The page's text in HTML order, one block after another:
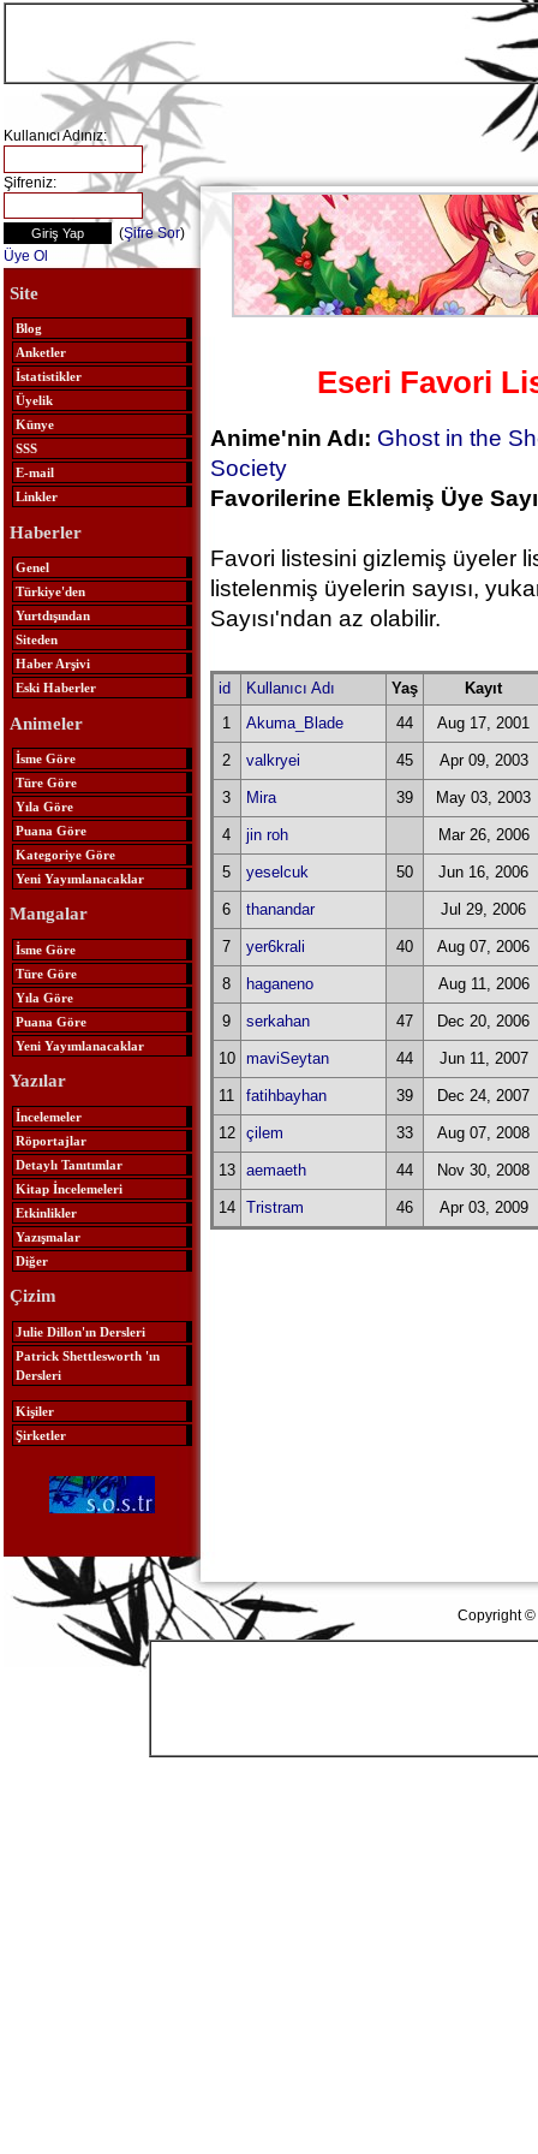
Kullanıcı Adınız:
Şifreniz:
(Şifre Sor)
Üye Ol
Site
Blog
Anketler
İstatistikler
Üyelik
Künye
SSS
E-mail
Linkler
Haberler
Genel
Türkiye'den
Yurtdışından
Siteden
Haber Arşivi
Eski Haberler
Animeler
İsme Göre
Türe Göre
Yıla Göre
Puana Göre
Kategoriye Göre
Yeni Yayımlanacaklar
Mangalar
İsme Göre
Türe Göre
Yıla Göre
Puana Göre
Yeni Yayımlanacaklar
Yazılar
İncelemeler
Röportajlar
Detaylı Tanıtımlar
Kitap İncelemeleri
Etkinlikler
Yazışmalar
Diğer
Çizim
Julie Dillon'ın Dersleri
Patrick Shettlesworth 'ın
Dersleri
Kişiler
Şirketler
Eseri Favori
Anime'nin Adı: Ghost in the
Society
Favorilerine Eklemiş Üye
Favori listesini gizlemiş üyeler
listelenmiş üyelerin sayısı,
Sayısı'ndan az olabilir.
id Kullanıcı Adı Yaş
Kayıt
1
Akuma_Blade 44 Aug 17, 2001
2 valkryei 45 Apr 09, 2003
3 Mira 39 May 03, 2003
4 jin roh Mar 26, 2006
5 yeselcuk 50 Jun 16, 2006
6 thanandar Jul 29, 2006
7 yer6krali 40 Aug 07, 2006
8 haganeno Aug 11, 2006
9 serkahan 47 Dec 20, 2006
10 maviSeytan 44 Jun 11, 2007
11 fatihbayhan 39 Dec 24, 2007
12 çilem 33 Aug 07, 2008
13 aemaeth 44 Nov 30, 2008
14 Tristram 46 Apr 03, 2009
Copyright ©